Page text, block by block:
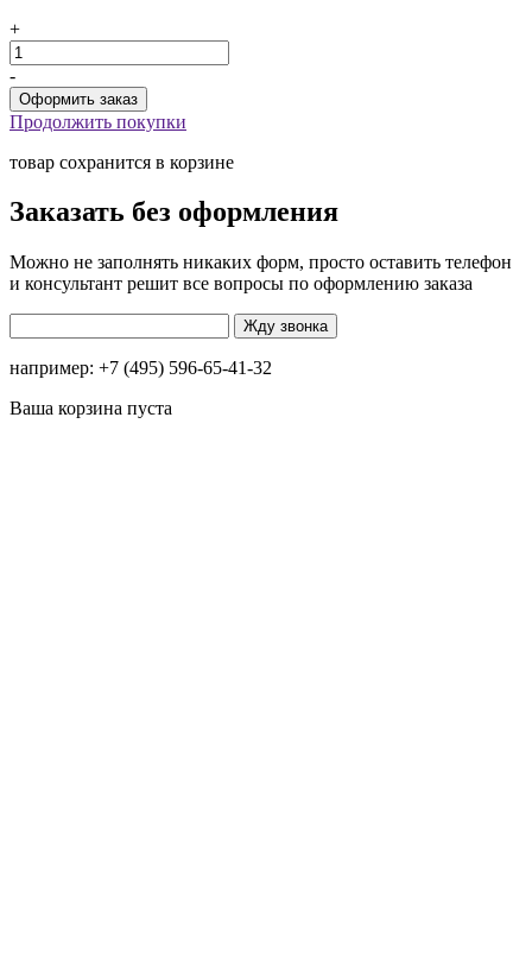
+
-
Продолжить покупки
товар сохранится в корзине
Заказать без оформления
Можно не заполнять никаких форм, просто оставить телефон
и консультант решит все вопросы по оформлению заказа
например: +7 (495) 596-65-41-32
Ваша корзина пуста